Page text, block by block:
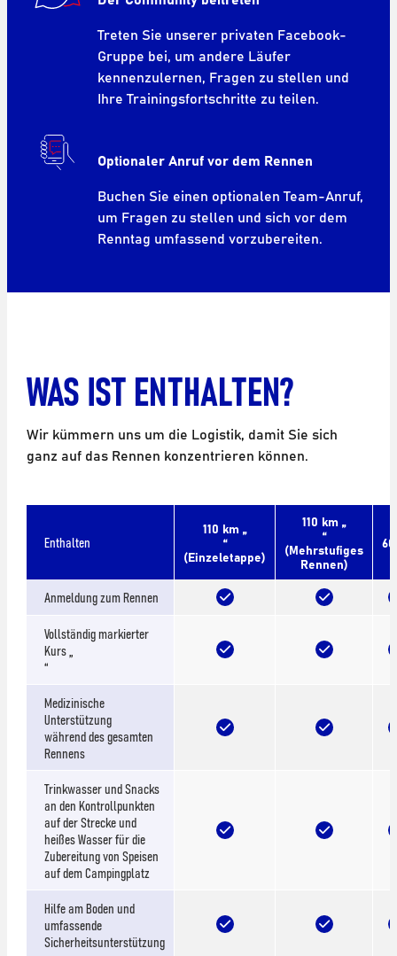
Treten Sie unserer privaten Facebook-
Gruppe bei, um andere Läufer
kennenzulernen, Fragen zu stellen und
Ihre Trainingsfortschritte zu teilen.
Optionaler Anruf vor dem Rennen
Buchen Sie einen optionalen Team-Anruf,
um Fragen zu stellen und sich vor dem
Renntag umfassend vorzubereiten.
WAS IST ENTHALTEN?
Wir kümmern uns um die Logistik, damit Sie sich
ganz auf das Rennen konzentrieren können.
Enthalten
110 km „
“
(Einzeletappe)
110 km „
“
(Mehrstufiges
Rennen)
Anmeldung zum Rennen
Vollständig markierter
Kurs „
“
Medizinische
Unterstützung
während des gesamten
Rennens
Trinkwasser und Snacks
an den Kontrollpunkten
auf der Strecke und
heißes Wasser für die
Zubereitung von Speisen
auf dem Campingplatz
Hilfe am Boden und
umfassende
Sicherheitsunterstützung